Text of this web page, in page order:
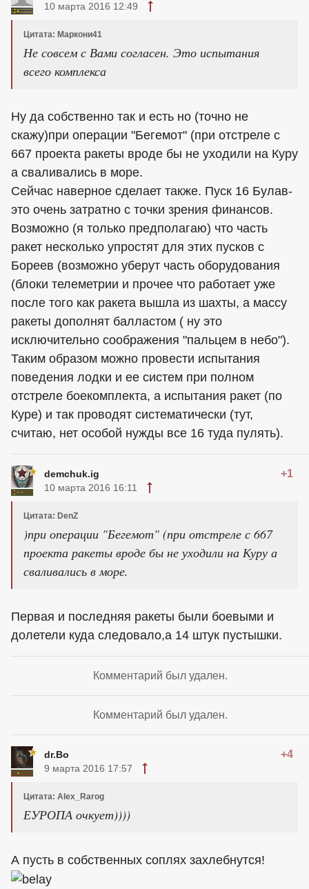
10 марта 2016 12:49
Цитата: Маркони41
Не совсем с Вами согласен. Это испытания
всего комплекса
Ну да собственно так и есть но (точно не
скажу)при операции "Бегемот" (при отстреле с
667 проекта ракеты вроде бы не уходили на Куру
а сваливались в море.
Сейчас наверное сделает также. Пуск 16 Булав-
это очень затратно с точки зрения финансов.
Возможно (я только предполагаю) что часть
ракет несколько упростят для этих пусков с
Бореев (возможно уберут часть оборудования
(блоки телеметрии и прочее что работает уже
после того как ракета вышла из шахты, а массу
ракеты дополнят балластом ( ну это
исключительно соображения "пальцем в небо").
Таким образом можно провести испытания
поведения лодки и ее систем при полном
отстреле боекомплекта, а испытания ракет (по
Куре) и так проводят систематически (тут,
считаю, нет особой нужды все 16 туда пулять).
demchuk.ig +1
10 марта 2016 16:11
Цитата: DenZ
)при операции "Бегемот" (при отстреле с 667
проекта ракеты вроде бы не уходили на Куру а
сваливались в море.
Первая и последняя ракеты были боевыми и
долетели куда следовало,а 14 штук пустышки.
Комментарий был удален.
Комментарий был удален.
dr.Bo +4
9 марта 2016 17:57
Цитата: Alex_Rarog
ЕУРОПА очкует))))
А пусть в собственных соплях захлебнутся!